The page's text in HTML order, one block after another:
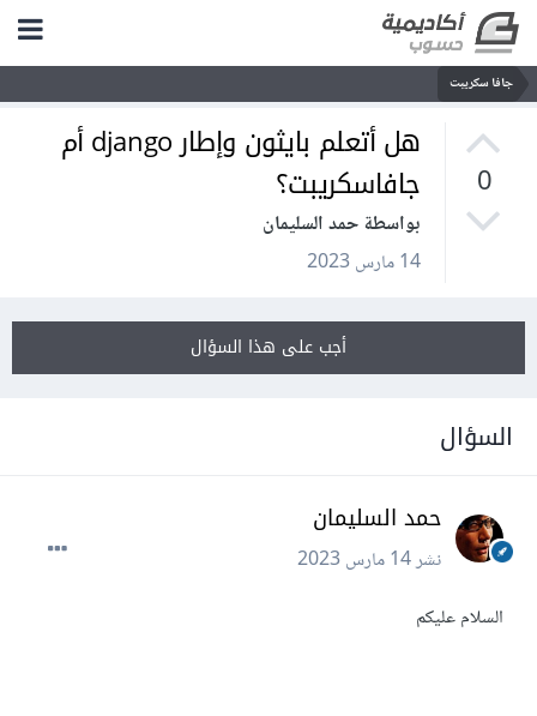
جافا سكريبت
0
هل أتعلم بايثون وإطار django أم
جافاسكريبت؟
بواسطة حمد السليمان
14 مارس 2023
أجب على هذا السؤال
السؤال
حمد السليمان
نشر14 مارس 2023
السلام عليكم